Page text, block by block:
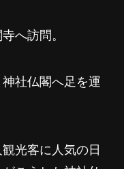
へ訪問。
社仏閣へ足を運
光客に人気の日